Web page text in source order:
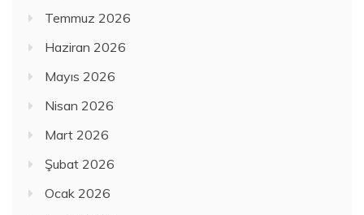
Temmuz 2026
Haziran 2026
Mayıs 2026
Nisan 2026
Mart 2026
Şubat 2026
Ocak 2026